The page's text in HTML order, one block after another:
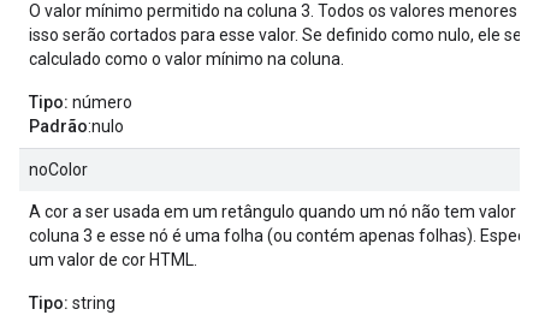
O valor mínimo permitido na coluna 3. Todos os valores menores
isso serão cortados para esse valor. Se definido como nulo, ele será
calculado como o valor mínimo na coluna.
Tipo: número
Padrão:nulo
noColor
A cor a ser usada em um retângulo quando um nó não tem valor
coluna 3 e esse nó é uma folha (ou contém apenas folhas).
um valor de cor HTML.
Tipo: string